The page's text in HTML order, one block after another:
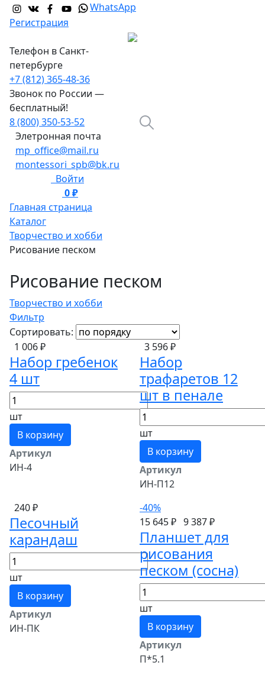
WhatsApp
Регистрация
Телефон в Санкт-
петербурге
+7 (812) 365-48-36
Звонок по России —
бесплатный!
8 (800) 350-53-52
Элетронная почта
mp_office@mail.ru
montessori_spb@bk.ru
Войти
0 ₽
Главная страница
Каталог
Творчество и хобби
Рисование песком
Рисование песком
Творчество и хобби
Фильтр
Сортировать:
1 006 ₽
Набор гребенок
4 шт
шт
В корзину
Артикул
ИН-4
3 596 ₽
Набор
трафаретов 12
шт в пенале
шт
В корзину
Артикул
ИН-П12
240 ₽
Песочный
карандаш
шт
В корзину
Артикул
ИН-ПК
-40%
15 645 ₽ 9 387 ₽
Планшет для
рисования
песком (сосна)
шт
В корзину
Артикул
П*5.1